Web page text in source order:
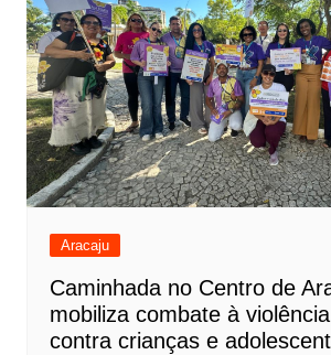
Aracaju
Caminhada no Centro de
mobiliza combate à
contra crianças e